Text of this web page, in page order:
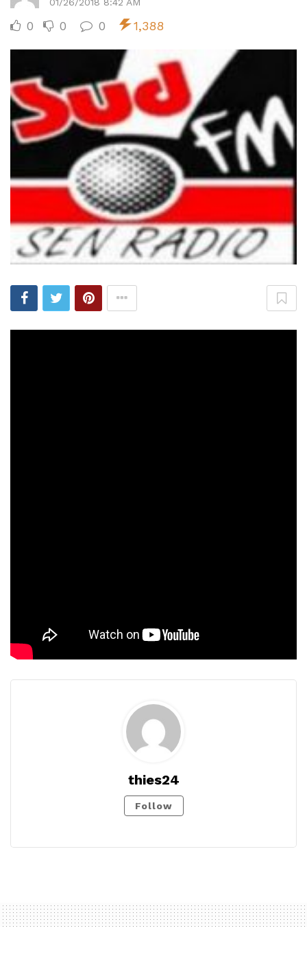
0 0 0 1,388
thies24
Follow